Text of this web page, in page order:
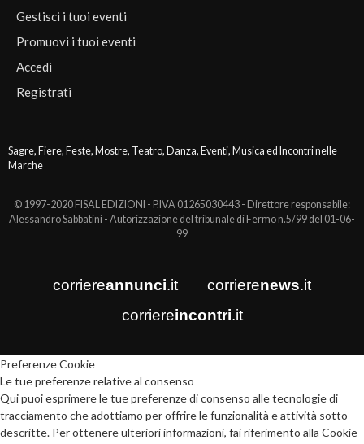
Gestisci i tuoi eventi
Promuovi i tuoi eventi
Accedi
Registrati
Sagre, Fiere, Feste, Mostre, Teatro, Danza, Eventi, Musica ed Incontri nelle
Marche
© 1997-2020 FISAL EDIZIONI - P.IVA 01265030443 - Direttore responsabile:
Alessandro Sabbatini - Autorizzazione del tribunale di Fermo n.5/99 del 01-06-
99
corriereannunci.it corrierenews.it
corriereincontri.it
Preferenze Cookie
Le tue preferenze relative al consenso
Qui puoi esprimere le tue preferenze di consenso alle tecnologie di
tracciamento che adottiamo per offrire le funzionalità e attività sotto
descritte. Per ottenere ulteriori informazioni, fai riferimento alla Cookie